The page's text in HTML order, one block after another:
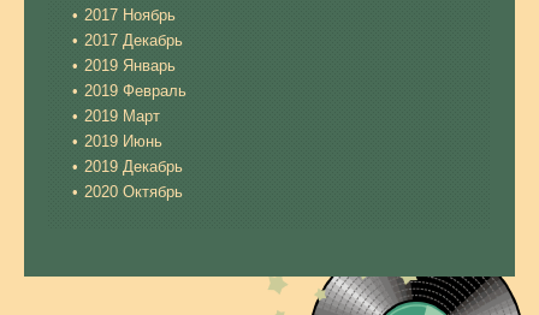
2017 Ноябрь
2017 Декабрь
2019 Январь
2019 Февраль
2019 Март
2019 Июнь
2019 Декабрь
2020 Октябрь